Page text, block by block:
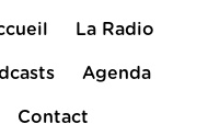
La Radio
Agenda
Contact